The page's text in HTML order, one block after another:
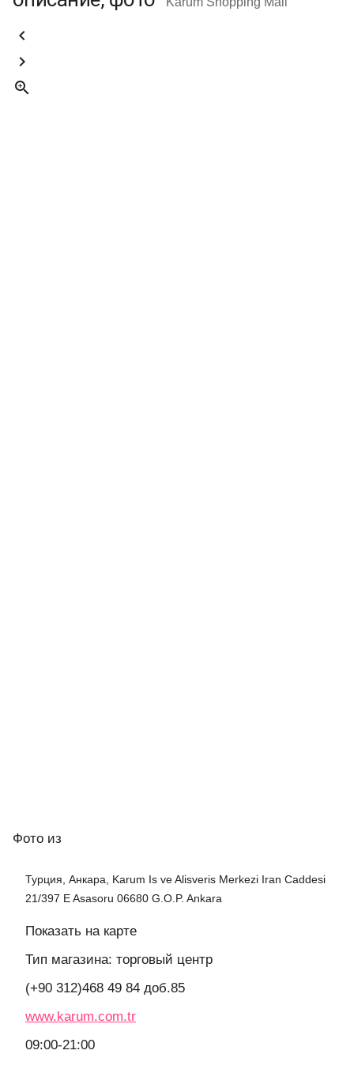



Фото из
Турция, Анкара, Karum Is ve Alisveris Merkezi Iran Caddesi
21/397 E Asasoru 06680 G.O.P. Ankara
Показать на карте
Тип магазина: торговый центр
(+90 312)468 49 84 доб.85
www.karum.com.tr
09:00-21:00